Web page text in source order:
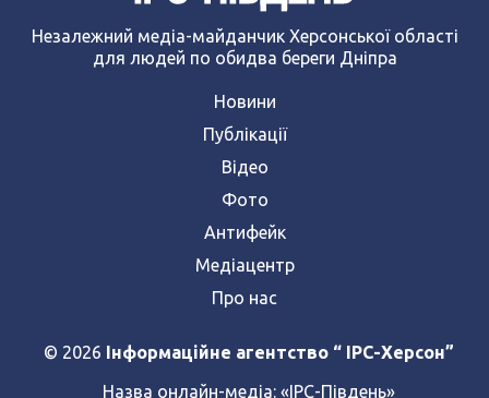
Незалежний медіа-майданчик Херсонської області
для людей по обидва береги Дніпра
Новини
Публікації
Відео
Фото
Антифейк
Медіацентр
Про нас
© 2026 Інформаційне агентство “ IPC-Херсон”
Назва онлайн-медіа: «ІРС-Південь»